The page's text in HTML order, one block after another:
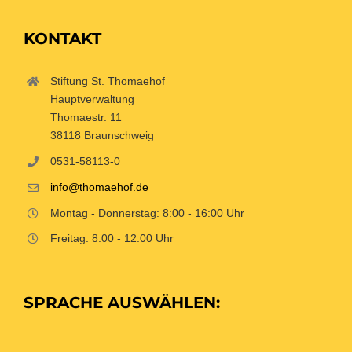
KONTAKT
Stiftung St. Thomaehof
Hauptverwaltung
Thomaestr. 11
38118 Braunschweig
0531-58113-0
info@thomaehof.de
Montag - Donnerstag: 8:00 - 16:00 Uhr
Freitag: 8:00 - 12:00 Uhr
SPRACHE AUSWÄHLEN: